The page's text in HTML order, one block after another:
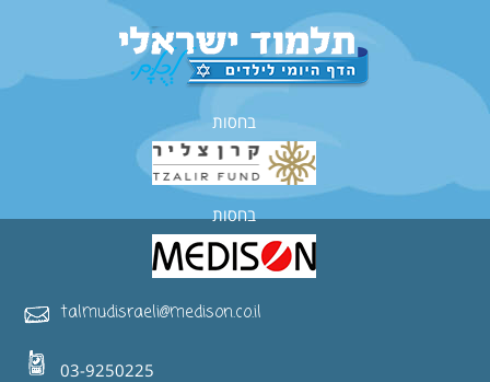
בחסות
בחסות
talmudisraeli@medison.co.il
03-9250225